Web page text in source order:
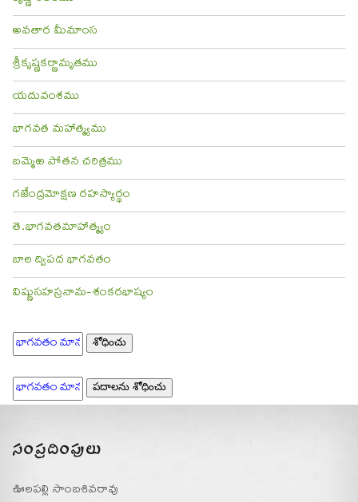
అవతార మీమాంస
శ్రీకృష్ణకర్ణామృతము
యదువంశము
భాగవత మహాత్మ్యము
బమ్మెఱ పోతన చరిత్రము
గజేంద్రమోక్షణ రహస్యార్థం
తె.భాగవతమాహాత్మ్యం
బాల ద్విపద భాగవతం
విష్ణుసహస్రనామ-శంకరభాష్యం
సంప్రదింపులు
ఊలపల్లి సాంబశివరావు